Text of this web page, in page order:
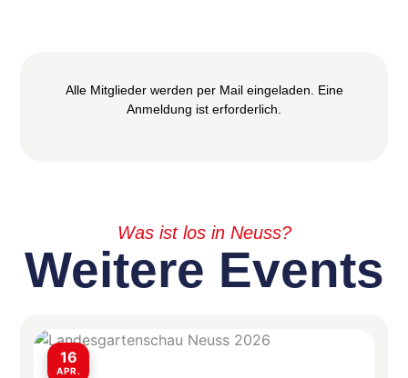
Alle Mitglieder werden per Mail eingeladen. Eine
Anmeldung ist erforderlich.
Was ist los in Neuss?
Weitere Events
16
APR.